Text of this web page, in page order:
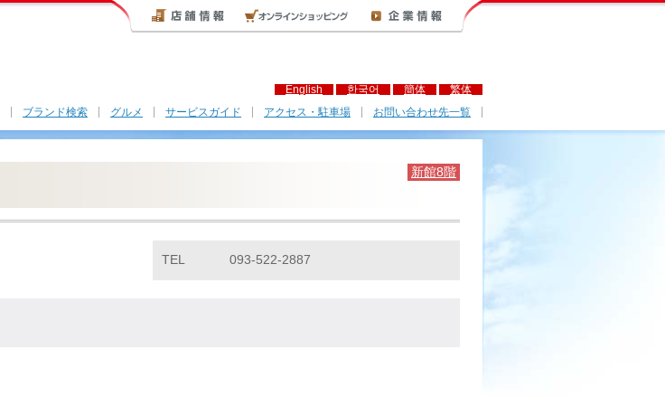
English 한국어 簡体 繁体
ブランド検索 グルメ サービスガイド アクセス・駐車場 お問い合わせ先一覧
新館8階
TEL 093-522-2887